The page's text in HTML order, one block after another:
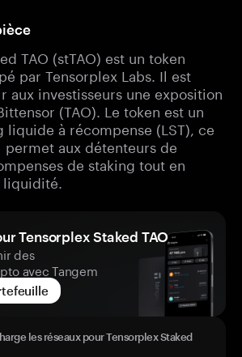
TAO (stTAO) est un token
par Tensorplex Labs. Il est
aux investisseurs une exposition
(TAO). Le token est un
liquide à récompense (LST), ce
aux détenteurs de
de staking tout en
Tensorplex Staked TAO
des
avec Tangem
les réseaux pour Tensorplex Staked